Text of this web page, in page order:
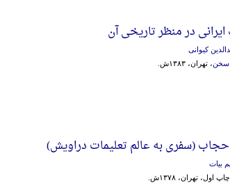
در منظر تاریخی آن
کیوانی
سخن، تهران، ۱۳۸۳ش.
(سفری‌ به‌ عالم‌ تعلیمات‌ دراویش‌)
بیات
اول، تهران، ۱۳۷۸ش.